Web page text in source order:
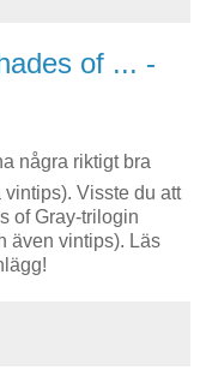
of ... -
några riktigt bra
Visste du att
of Gray-trilogin
även vintips). Läs